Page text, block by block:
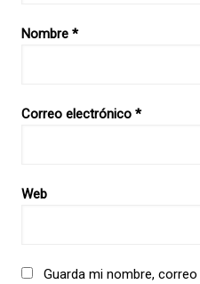
Nombre *
Correo electrónico *
Web
Guarda mi nombre,